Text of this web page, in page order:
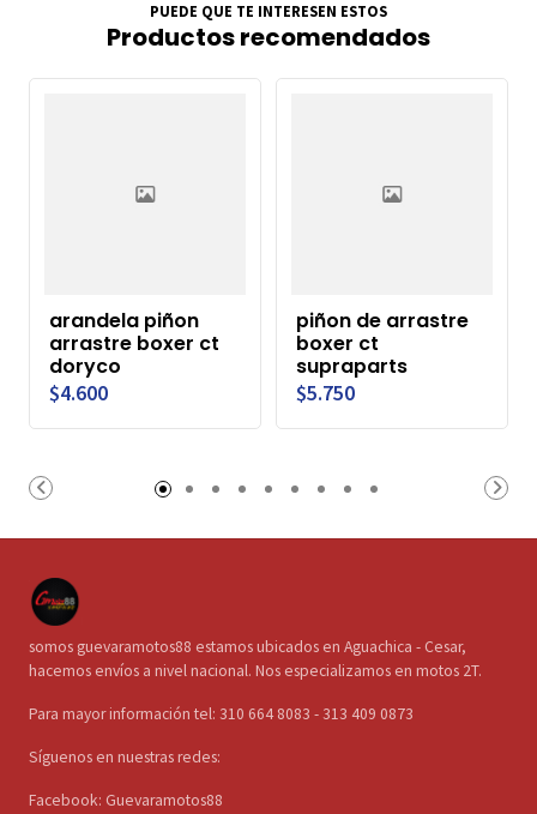
PUEDE QUE TE INTERESEN ESTOS
Productos recomendados
arandela piñon
arrastre boxer ct
doryco
$4.600
piñon de arrastre
boxer ct
supraparts
$5.750
somos guevaramotos88 estamos ubicados en Aguachica - Cesar,
hacemos envíos a nivel nacional. Nos especializamos en motos 2T.
Para mayor información tel: 310 664 8083 - 313 409 0873
Síguenos en nuestras redes:
Facebook: Guevaramotos88